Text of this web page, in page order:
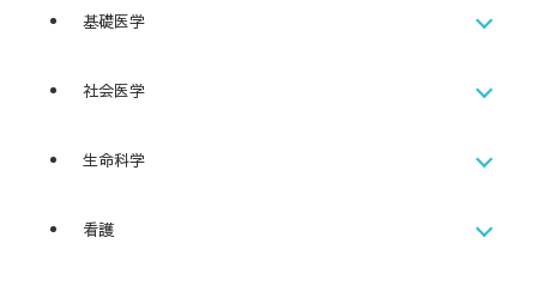
基礎医学
社会医学
生命科学
看護